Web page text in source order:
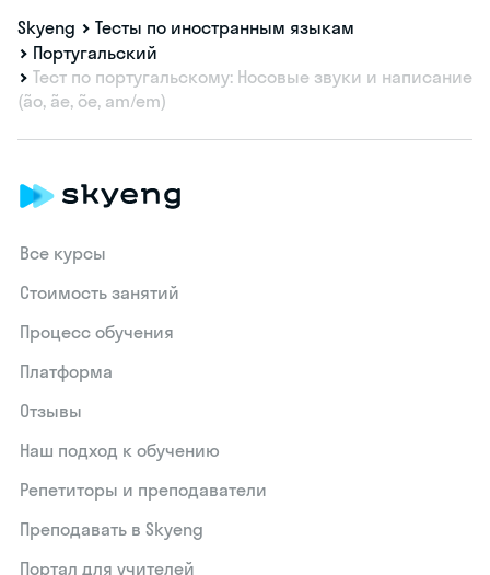
Skyeng
Тесты по иностранным языкам
Португальский
Тест по португальскому: Носовые звуки и написание
(ão, ãe, õe, am/em)
Все курсы
Стоимость занятий
Процесс обучения
Платформа
Отзывы
Наш подход к обучению
Репетиторы и преподаватели
Преподавать в Skyeng
Портал для учителей